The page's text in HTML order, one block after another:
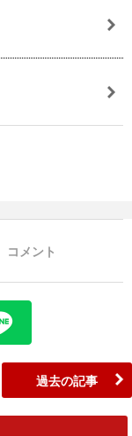
コメント
過去の記事